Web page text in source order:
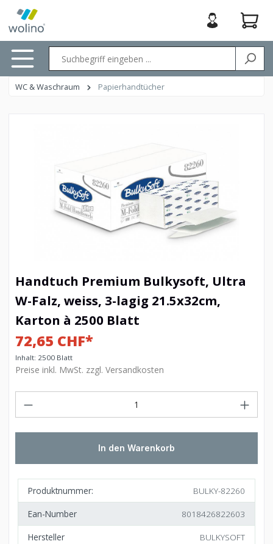
springen
WC & Waschraum Papierhandtücher
Handtuch Premium Bulkysoft, Ultra
W-Falz, weiss, 3-lagig 21.5x32cm,
Karton à 2500 Blatt
72,65 CHF*
Inhalt: 2500 Blatt
Preise inkl. MwSt. zzgl. Versandkosten
In den Warenkorb
Produktnummer:
BULKY-82260
Ean-Number
8018426822603
Hersteller
BULKYSOFT